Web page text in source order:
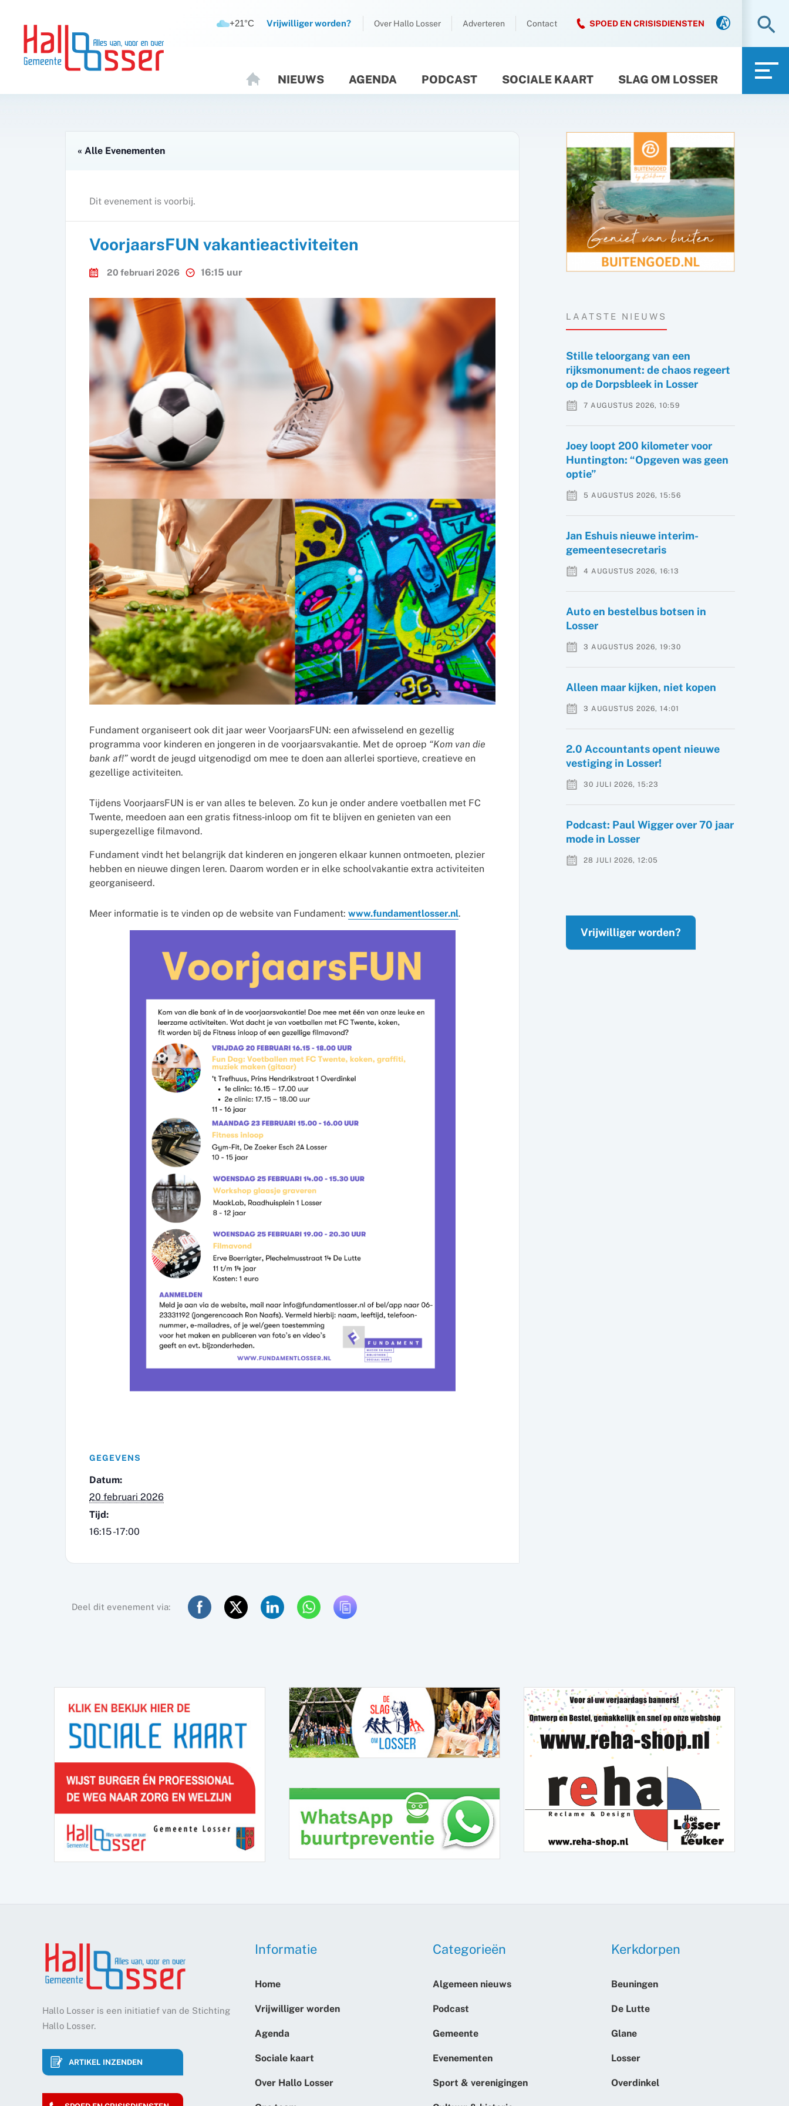
inhoud
inhoud
+21°C Vrijwilliger worden? Over Hallo Losser Adverteren Contact SPOED EN CRISISDIENSTEN
O
M
NIEUWS AGENDA PODCAST SOCIALE KAART SLAG OM LOSSER
« Alle Evenementen
Dit evenement is voorbij.
VoorjaarsFUN vakantieactiviteiten
20 februari 2026 16:15 uur
Fundament organiseert ook dit jaar weer VoorjaarsFUN: een afwisselend en gezellig
programma voor kinderen en jongeren in de voorjaarsvakantie. Met de oproep “Kom van die
bank af!” wordt de jeugd uitgenodigd om mee te doen aan allerlei sportieve, creatieve en
gezellige activiteiten.
Tijdens VoorjaarsFUN is er van alles te beleven. Zo kun je onder andere voetballen met FC
Twente, meedoen aan een gratis fitness‑inloop om fit te blijven en genieten van een
supergezellige filmavond.
Fundament vindt het belangrijk dat kinderen en jongeren elkaar kunnen ontmoeten, plezier
hebben en nieuwe dingen leren. Daarom worden er in elke schoolvakantie extra activiteiten
georganiseerd.
Meer informatie is te vinden op de website van Fundament: www.fundamentlosser.nl.
GEGEVENS
Datum:
20 februari 2026
Tijd:
16:15 -17:00
Deel dit evenement via:
LAATSTE NIEUWS
Stille teloorgang van een
rijksmonument: de chaos regeert
op de Dorpsbleek in Losser
7 AUGUSTUS 2026, 10:59
Joey loopt 200 kilometer voor
Huntington: “Opgeven was geen
optie”
5 AUGUSTUS 2026, 15:56
Jan Eshuis nieuwe interim-
gemeentesecretaris
4 AUGUSTUS 2026, 16:13
Auto en bestelbus botsen in
Losser
3 AUGUSTUS 2026, 19:30
Alleen maar kijken, niet kopen
3 AUGUSTUS 2026, 14:01
2.0 Accountants opent nieuwe
vestiging in Losser!
30 JULI 2026, 15:23
Podcast: Paul Wigger over 70 jaar
mode in Losser
28 JULI 2026, 12:05
Vrijwilliger worden?
Hallo Losser is een initiatief van de Stichting
Hallo Losser.
ARTIKEL INZENDEN
Informatie
Home
Vrijwilliger worden
Agenda
Sociale kaart
Over Hallo Losser
Categorieën
Algemeen nieuws
Podcast
Gemeente
Evenementen
Sport & verenigingen
Kerkdorpen
Beuningen
De Lutte
Glane
Losser
Overdinkel